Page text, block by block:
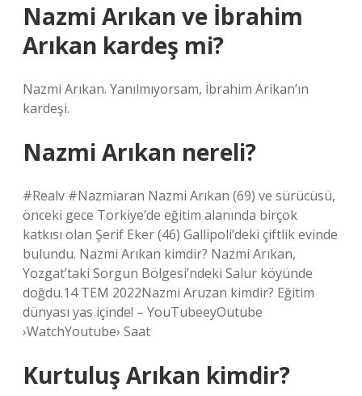
Nazmi Arıkan ve İbrahim
Arıkan kardeş mi?
Nazmi Arıkan. Yanılmıyorsam, İbrahim Arikan’ın
kardeşi.
Nazmi Arıkan nereli?
#Realv #Nazmiaran Nazmi Arıkan (69) ve sürücüsü,
önceki gece Torkiye’de eğitim alanında birçok
katkısı olan Şerif Eker (46) Gallipoli’deki çiftlik evinde
bulundu. Nazmi Arıkan kimdir? Nazmi Arıkan,
Yozgat’taki Sorgun Bölgesi’ndeki Salur köyünde
doğdu.14 TEM 2022Nazmi Aruzan kimdir? Eğitim
dünyası yas içinde! – YouTubeeyOutube
›WatchYoutube› Saat
Kurtuluş Arıkan kimdir?